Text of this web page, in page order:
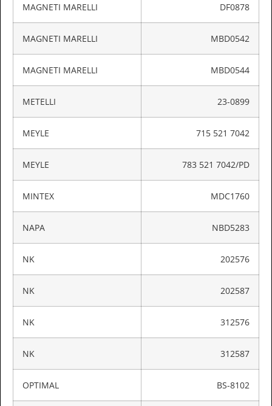
MAGNETI MARELLI DF0878
MAGNETI MARELLI MBD0542
MAGNETI MARELLI MBD0544
METELLI 23-0899
MEYLE 715 521 7042
MEYLE 783 521 7042/PD
MINTEX MDC1760
NAPA NBD5283
NK 202576
NK 202587
NK 312576
NK 312587
OPTIMAL BS-8102